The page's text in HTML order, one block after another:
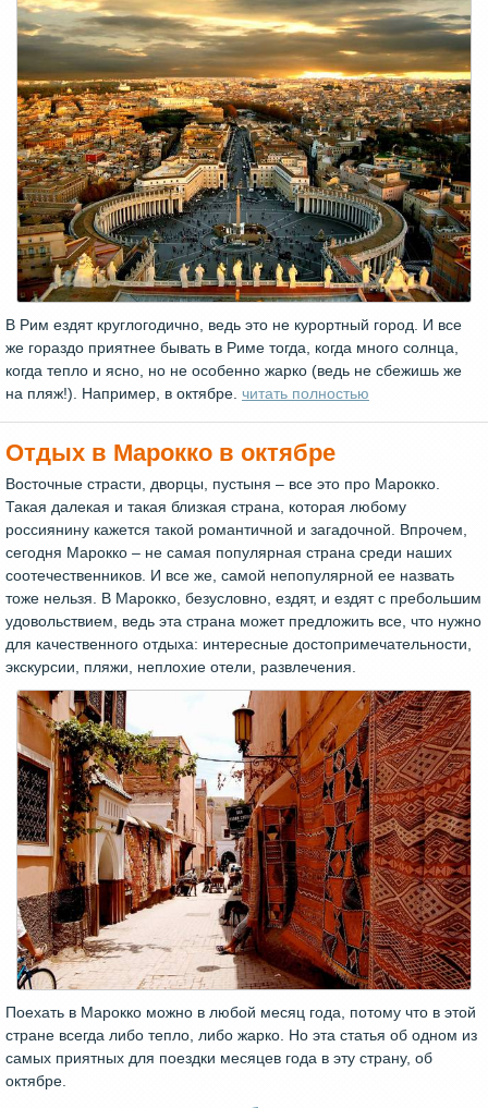
В Рим ездят круглогодично, ведь это не курортный город. И все
же гораздо приятнее бывать в Риме тогда, когда много солнца,
когда тепло и ясно, но не особенно жарко (ведь не сбежишь же
на пляж!). Например, в октябре. читать полностью
Отдых в Марокко в октябре
Восточные страсти, дворцы, пустыня – все это про Марокко.
Такая далекая и такая близкая страна, которая любому
россиянину кажется такой романтичной и загадочной. Впрочем,
сегодня Марокко – не самая популярная страна среди наших
соотечественников. И все же, самой непопулярной ее назвать
тоже нельзя. В Марокко, безусловно, ездят, и ездят с пребольшим
удовольствием, ведь эта страна может предложить все, что нужно
для качественного отдыха: интересные достопримечательности,
экскурсии, пляжи, неплохие отели, развлечения.
Поехать в Марокко можно в любой месяц года, потому что в этой
стране всегда либо тепло, либо жарко. Но эта статья об одном из
самых приятных для поездки месяцев года в эту страну, об
октябре.